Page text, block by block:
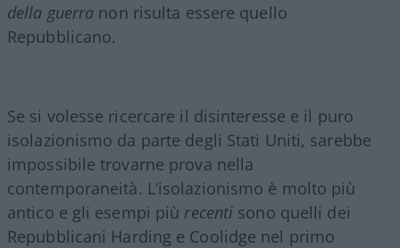
della guerra non risulta essere quello
Repubblicano.
Se si volesse ricercare il disinteresse e il puro
isolazionismo da parte degli Stati Uniti, sarebbe
impossibile trovarne prova nella
contemporaneità. L’isolazionismo è molto più
antico e gli esempi più recenti sono quelli dei
Repubblicani Harding e Coolidge nel primo